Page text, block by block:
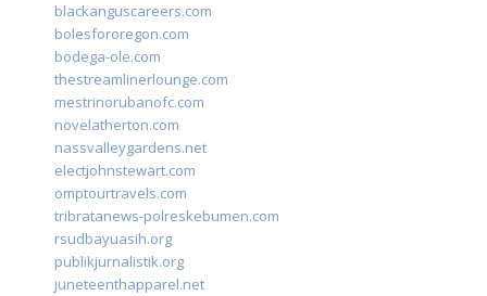
blackanguscareers.com
bolesfororegon.com
bodega-ole.com
thestreamlinerlounge.com
mestrinorubanofc.com
novelatherton.com
nassvalleygardens.net
electjohnstewart.com
omptourtravels.com
tribratanews-polreskebumen.com
rsudbayuasih.org
publikjurnalistik.org
juneteenthapparel.net